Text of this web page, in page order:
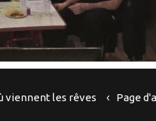
viennent les rêves Page